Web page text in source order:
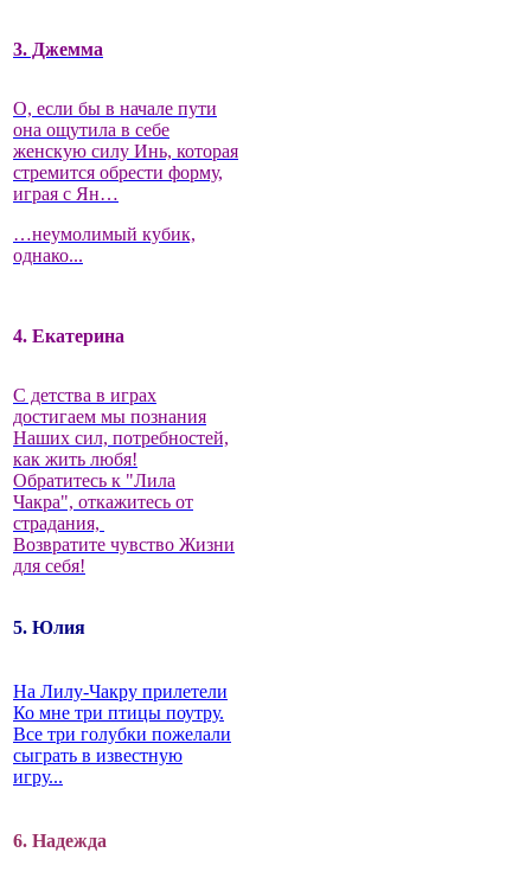
3. Джемма
О, если бы в начале пути
она ощутила в себе
женскую силу Инь, которая
стремится обрести форму,
играя с Ян…
…неумолимый кубик,
однако...
4. Екатерина
С детства в играх
достигаем мы познания
Наших сил, потребностей,
как жить любя!
Обратитесь к "Лила
Чакра", откажитесь от
страдания,
Возвратите чувство Жизни
для себя!
5. Юлия
На Лилу-Чакру прилетели
Ко мне три птицы поутру.
Все три голубки пожелали
сыграть в известную
игру...
6. Надежда